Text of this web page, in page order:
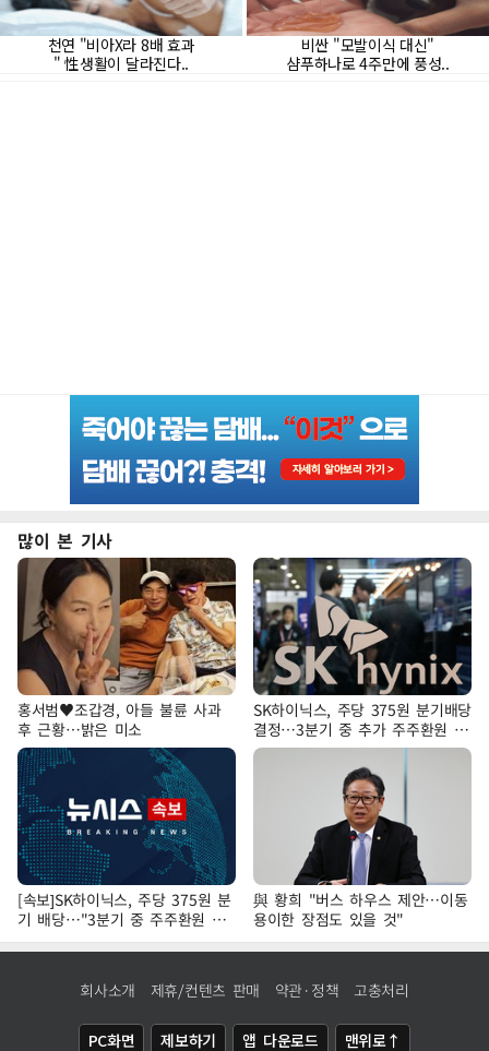
많이 본 기사
홍서범♥조갑경, 아들 불륜 사과
후 근황…밝은 미소
SK하이닉스, 주당 375원 분기배당
결정…3분기 중 추가 주주환원 발
표
[속보]SK하이닉스, 주당 375원 분
기 배당…"3분기 중 주주환원 방
안 확정"
與 황희 "버스 하우스 제안…이동
용이한 장점도 있을 것"
회사소개 제휴/컨텐츠 판매 약관·정책 고충처리
PC화면 제보하기 앱 다운로드 맨위로↑